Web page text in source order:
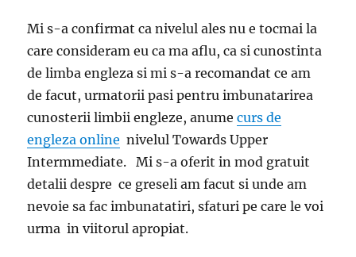
Mi s-a confirmat ca nivelul ales nu e tocmai la
care consideram eu ca ma aflu, ca si cunostinta
de limba engleza si mi s-a recomandat ce am
de facut, urmatorii pasi pentru imbunatarirea
cunosterii limbii engleze, anumecurs de
engleza online nivelul Towards Upper
Intermmediate. Mi s-a oferit in mod gratuit
detalii despre ce greseli am facut si unde am
nevoie sa fac imbunatatiri, sfaturi pe care le voi
urma in viitorul apropiat.